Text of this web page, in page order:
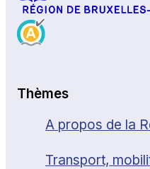
Thèmes
A propos de la
Transport,